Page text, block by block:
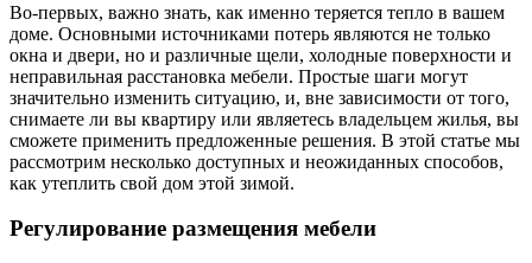
Во-первых, важно знать, как именно теряется тепло в вашем
доме. Основными источниками потерь являются не только
окна и двери, но и различные щели, холодные поверхности и
неправильная расстановка мебели. Простые шаги могут
значительно изменить ситуацию, и, вне зависимости от того,
снимаете ли вы квартиру или являетесь владельцем жилья, вы
сможете применить предложенные решения. В этой статье мы
рассмотрим несколько доступных и неожиданных способов,
как утеплить свой дом этой зимой.
Регулирование размещения мебели